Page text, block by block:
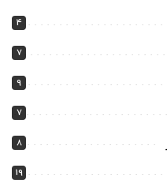
4
7
9
7
8
19